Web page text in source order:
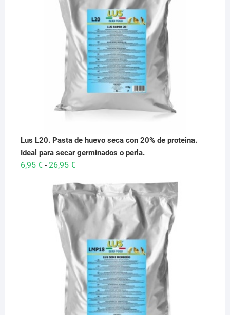
Lus L20. Pasta de huevo seca con 20% de proteina.
Ideal para secar germinados o perla.
6,95 € - 26,95 €Rango
precios:
desde
6,95 €
26,95 €